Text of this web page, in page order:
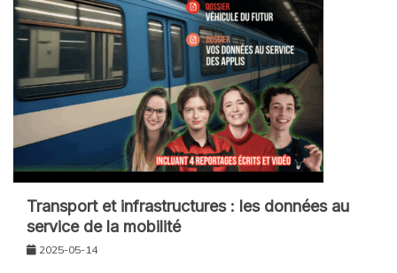
Transport et infrastructures : les données au
service de la mobilité
2025-05-14